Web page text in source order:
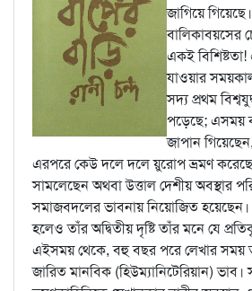
জাগিয়ে
বালিকাবয়সের
একই বিশিষ্টতা!
যাওয়ার
সদ্য প্রথম
পড়েছে; এসময়
জাপান
এরপরে কেউ দলে দলে য়ুরোপ ভ্রমণ
সামলেছেন অথবা উত্তাল দেশীয় অবস্থার
সমাজবদলের ভাবনায় নিয়োজিত হয়েছেন।
হলেও তাঁর অদ্বিতীয় দৃষ্টি তাঁর মনে যে
এইসময় থেকে, বহু বছর পরে লেখার সময়
জারিত মানবিক (হিউম্যানিটেরিয়ান) ভাব।